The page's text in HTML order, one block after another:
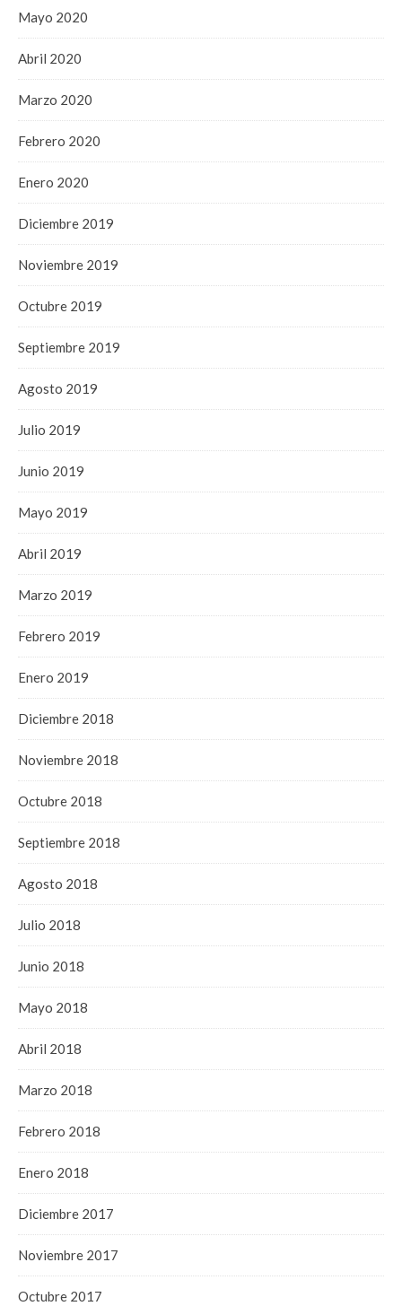
Mayo 2020
Abril 2020
Marzo 2020
Febrero 2020
Enero 2020
Diciembre 2019
Noviembre 2019
Octubre 2019
Septiembre 2019
Agosto 2019
Julio 2019
Junio 2019
Mayo 2019
Abril 2019
Marzo 2019
Febrero 2019
Enero 2019
Diciembre 2018
Noviembre 2018
Octubre 2018
Septiembre 2018
Agosto 2018
Julio 2018
Junio 2018
Mayo 2018
Abril 2018
Marzo 2018
Febrero 2018
Enero 2018
Diciembre 2017
Noviembre 2017
Octubre 2017